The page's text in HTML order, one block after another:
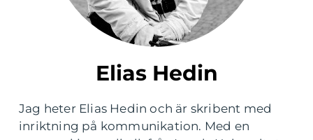
Elias Hedin
Jag heter Elias Hedin och är skribent med
inriktning på kommunikation. Med en